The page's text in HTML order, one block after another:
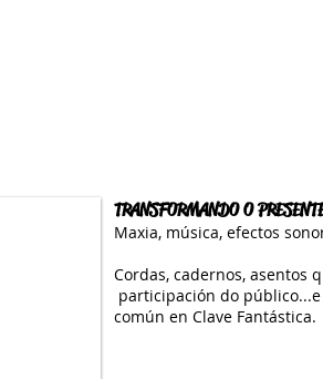
TRANSFORMANDO O
Maxia, música, efectos
Cordas, cadernos, asentos
participación do
común en Clave Fantástica.